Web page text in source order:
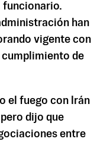
funcionario.
han
vigente con
cumplimiento de
el fuego con Irán
pero dijo que
entre